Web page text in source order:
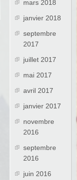
mars 2018
janvier 2018
septembre
2017
juillet 2017
mai 2017
avril 2017
janvier 2017
novembre
2016
septembre
2016
juin 2016